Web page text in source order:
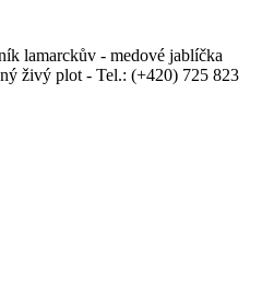
lamarckův - medové jablíčka
živý plot - Tel.: (+420) 725 823